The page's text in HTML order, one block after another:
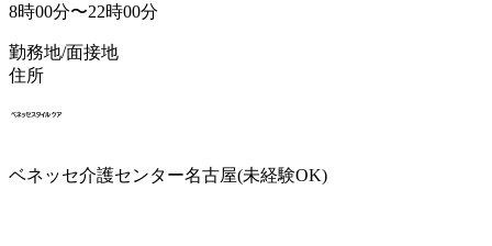
8時00分〜22時00分
勤務地/面接地
住所
ベネッセ介護センター名古屋(未経験OK)